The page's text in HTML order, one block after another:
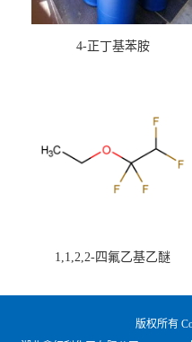
4-正丁基苯胺
1,1,2,2-四氟乙基乙醚
版权所有